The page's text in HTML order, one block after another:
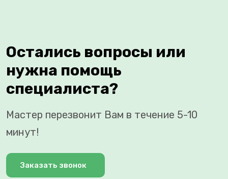
Остались вопросы или
нужна помощь
специалиста?
Мастер перезвонит Вам в течение 5-10
минут!
Заказать звонок